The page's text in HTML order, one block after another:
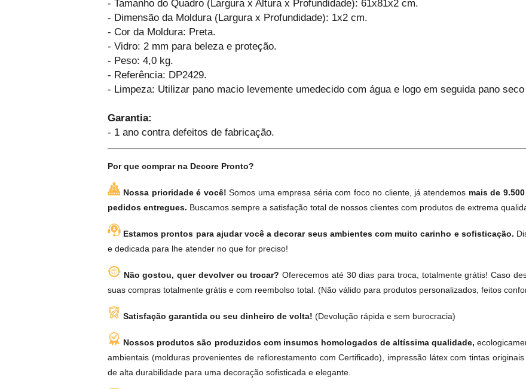
- Tamanho do Quadro (Largura x Altura x Profundidade): 61x81x2 cm.
- Dimensão da Moldura (Largura x Profundidade): 1x2 cm.
- Cor da Moldura: Preta.
- Vidro: 2 mm para beleza e proteção.
- Peso: 4,0 kg.
- Referência: DP2429.
- Limpeza: Utilizar pano macio levemente umedecido com água e logo em seguida pano
Garantia:
- 1 ano contra defeitos de fabricação.
Por que comprar na Decore Pronto?
Nossa prioridade é você!Somos uma empresa séria com foco no cliente, já atendemos mais de
pedidos entregues. Buscamos sempre a satisfação total de nossos clientes com produtos de extrema
Estamos prontos para ajudar você a decorar seus ambientes com muito carinho e sofisticação.
e dedicada para lhe atender no que for preciso!
Não gostou, quer devolver ou trocar?Oferecemos até 30 dias para troca, totalmente grátis! Caso
suas compras totalmente grátis e com reembolso total. (Não válido para produtos personalizados, feitos
Satisfação garantida ou seu dinheiro de volta! (Devolução rápida e sem burocracia)
Nossos produtos são produzidos com insumos homologados de altíssima qualidade,
ambientais (molduras provenientes de reflorestamento com Certificado), impressão látex com tintas
de alta durabilidade para uma decoração sofisticada e elegante.